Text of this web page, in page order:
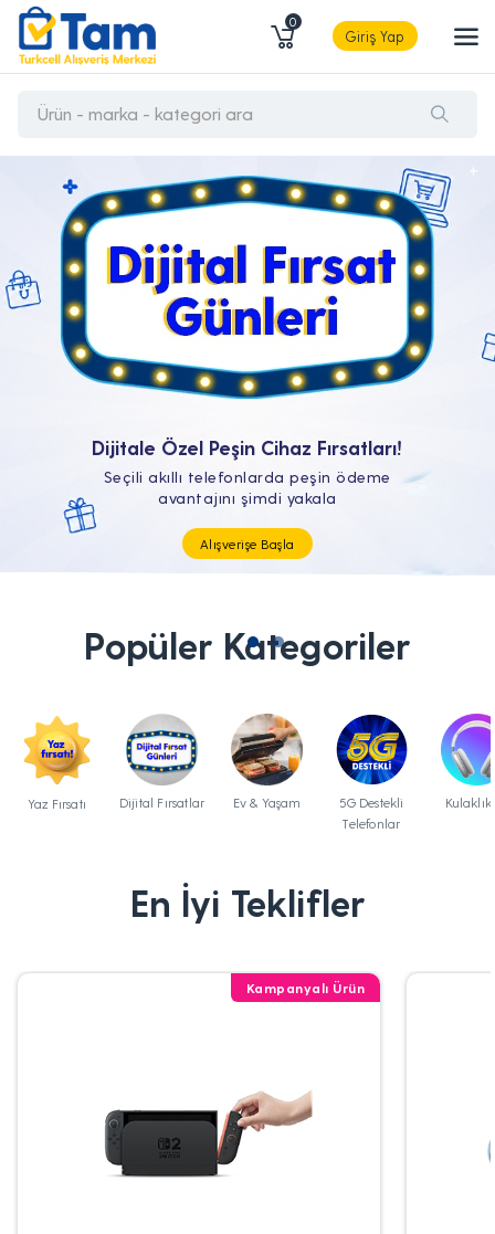
0
Giriş Yap
Tüm Teknolojik İhtiyaçların Tam'da
Popüler Kategoriler
Yaz Fırsatı Dijital Fırsatlar Ev & Yaşam
5G Destekli
Telefonlar
En İyi Teklifler
Kampanyalı Ürün